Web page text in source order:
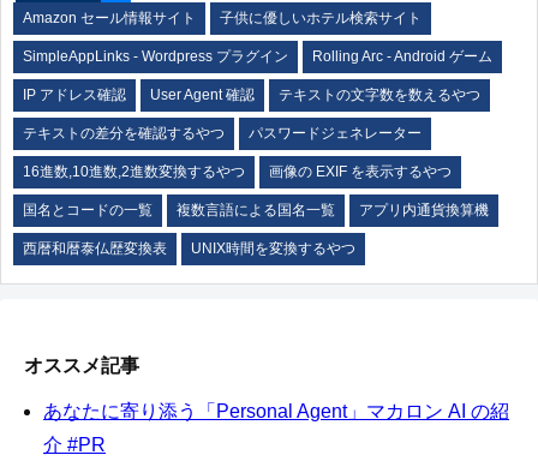
Amazon セール情報サイト 子供に優しいホテル検索サイト
SimpleAppLinks - Wordpress プラグイン Rolling Arc - Android ゲーム
IP アドレス確認 User Agent 確認 テキストの文字数を数えるやつ
テキストの差分を確認するやつ パスワードジェネレーター
16進数,10進数,2進数変換するやつ 画像の EXIF を表示するやつ
国名とコードの一覧 複数言語による国名一覧 アプリ内通貨換算機
西暦和暦泰仏歴変換表 UNIX時間を変換するやつ
オススメ記事
あなたに寄り添う「Personal Agent」マカロン AI の紹
介 #PR